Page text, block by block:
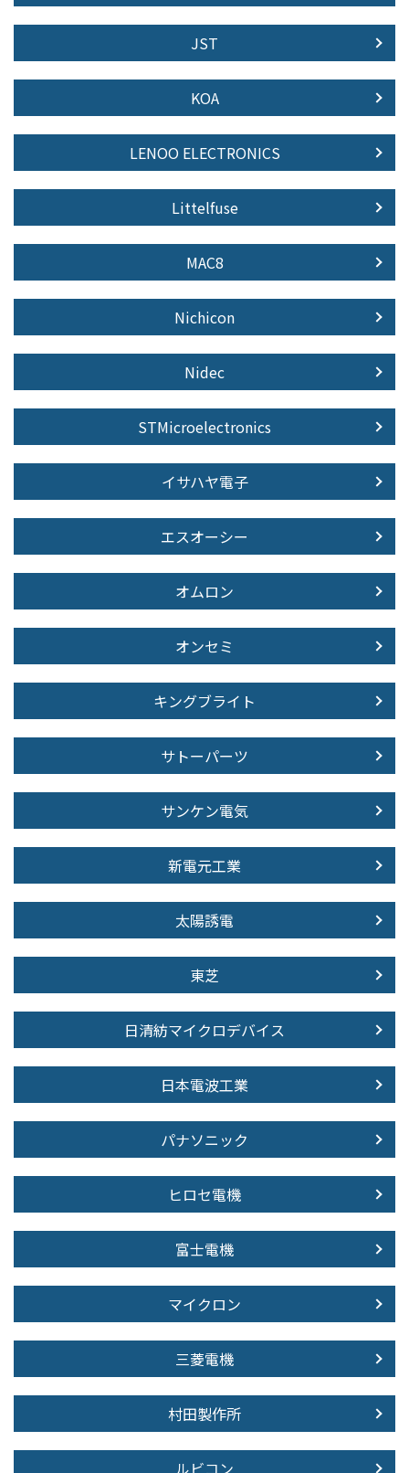
JST
KOA
LENOO ELECTRONICS
Littelfuse
MAC8
Nichicon
Nidec
STMicroelectronics
イサハヤ電子
エスオーシー
オムロン
オンセミ
キングブライト
サトーパーツ
サンケン電気
新電元工業
太陽誘電
東芝
日清紡マイクロデバイス
日本電波工業
パナソニック
ヒロセ電機
富士電機
マイクロン
三菱電機
村田製作所
ルビコン